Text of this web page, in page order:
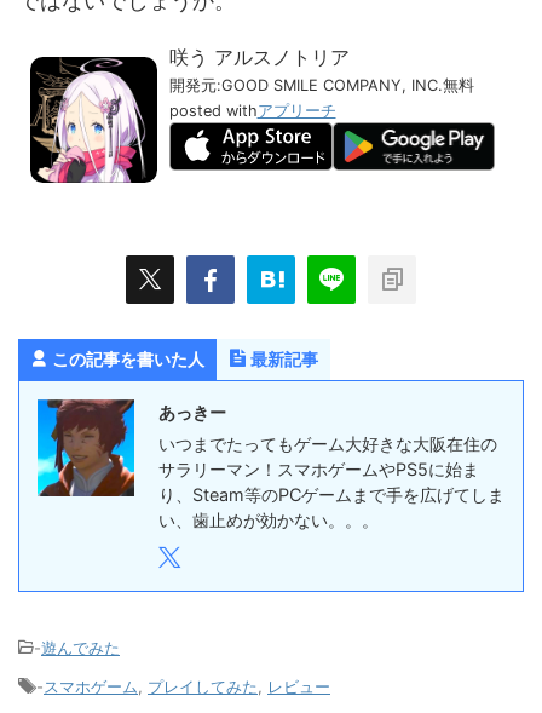
咲う アルスノトリア
開発元:GOOD SMILE COMPANY, INC.無料
posted withアプリーチ
この記事を書いた人 最新記事
あっきー
いつまでたってもゲーム大好きな大阪在住の
サラリーマン！スマホゲームやPS5に始ま
り、Steam等のPCゲームまで手を広げてしま
い、歯止めが効かない。。。
-遊んでみた
-スマホゲーム, プレイしてみた, レビュー